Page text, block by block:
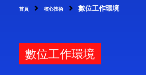
首頁 核心技術 數位工作環境
數位工作環境